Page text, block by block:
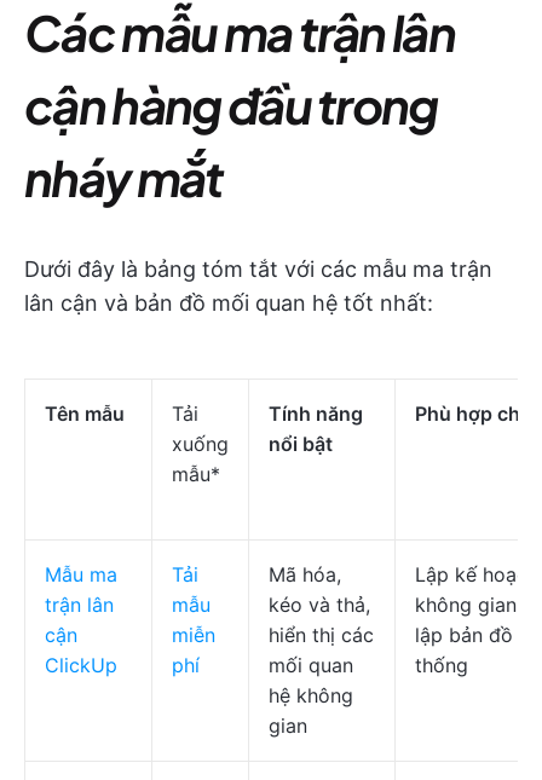
Các mẫu ma trận lân
cận hàng đầu trong
nháy mắt
Dưới đây là bảng tóm tắt với các mẫu ma trận
lân cận và bản đồ mối quan hệ tốt nhất:
Tên mẫu
Tải
xuống
mẫu*
Tính năng
nổi bật
Phù hợp cho
Mẫu ma
trận lân
cận
ClickUp
Tải
mẫu
miễn
phí
Mã hóa,
kéo và thả,
hiển thị các
mối quan
hệ không
gian
Lập kế hoạch
không gian,
lập bản đồ hệ
thống